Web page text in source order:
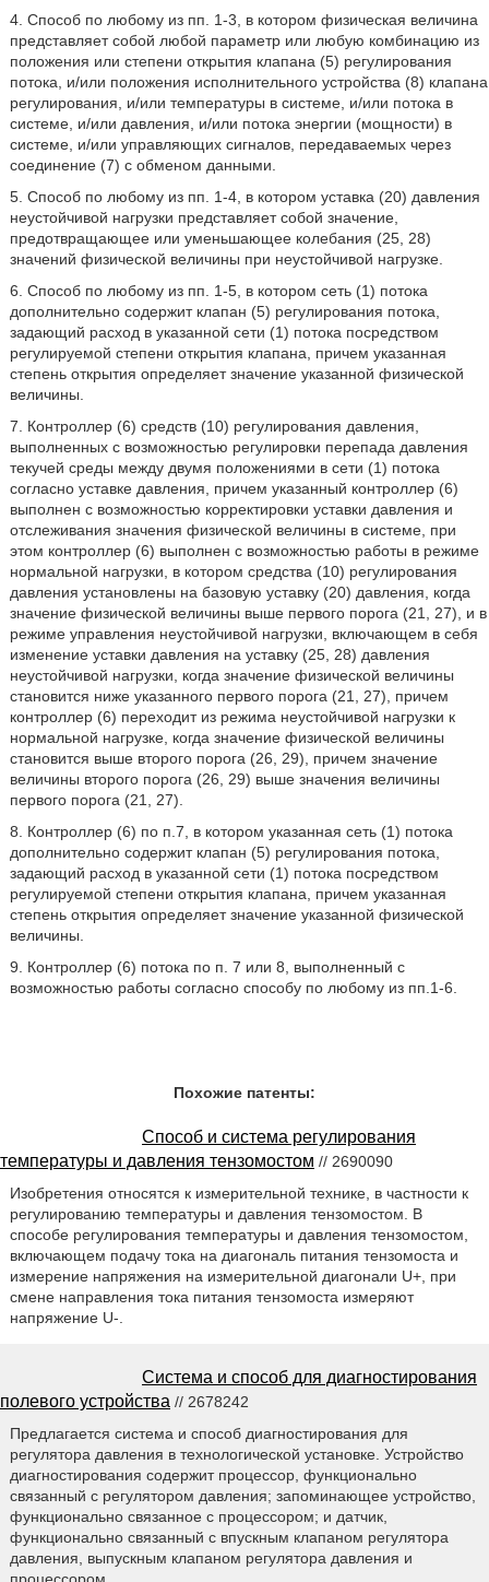
4. Способ по любому из пп. 1-3, в котором физическая величина
представляет собой любой параметр или любую комбинацию из
положения или степени открытия клапана (5) регулирования
потока, и/или положения исполнительного устройства (8) клапана
регулирования, и/или температуры в системе, и/или потока в
системе, и/или давления, и/или потока энергии (мощности) в
системе, и/или управляющих сигналов, передаваемых через
соединение (7) с обменом данными.
5. Способ по любому из пп. 1-4, в котором уставка (20) давления
неустойчивой нагрузки представляет собой значение,
предотвращающее или уменьшающее колебания (25, 28)
значений физической величины при неустойчивой нагрузке.
6. Способ по любому из пп. 1-5, в котором сеть (1) потока
дополнительно содержит клапан (5) регулирования потока,
задающий расход в указанной сети (1) потока посредством
регулируемой степени открытия клапана, причем указанная
степень открытия определяет значение указанной физической
величины.
7. Контроллер (6) средств (10) регулирования давления,
выполненных с возможностью регулировки перепада давления
текучей среды между двумя положениями в сети (1) потока
согласно уставке давления, причем указанный контроллер (6)
выполнен с возможностью корректировки уставки давления и
отслеживания значения физической величины в системе, при
этом контроллер (6) выполнен с возможностью работы в режиме
нормальной нагрузки, в котором средства (10) регулирования
давления установлены на базовую уставку (20) давления, когда
значение физической величины выше первого порога (21, 27), и в
режиме управления неустойчивой нагрузки, включающем в себя
изменение уставки давления на уставку (25, 28) давления
неустойчивой нагрузки, когда значение физической величины
становится ниже указанного первого порога (21, 27), причем
контроллер (6) переходит из режима неустойчивой нагрузки к
нормальной нагрузке, когда значение физической величины
становится выше второго порога (26, 29), причем значение
величины второго порога (26, 29) выше значения величины
первого порога (21, 27).
8. Контроллер (6) по п.7, в котором указанная сеть (1) потока
дополнительно содержит клапан (5) регулирования потока,
задающий расход в указанной сети (1) потока посредством
регулируемой степени открытия клапана, причем указанная
степень открытия определяет значение указанной физической
величины.
9. Контроллер (6) потока по п. 7 или 8, выполненный с
возможностью работы согласно способу по любому из пп.1-6.
Похожие патенты:
Способ и система регулирования
температуры и давления тензомостом // 2690090
Изобретения относятся к измерительной технике, в частности к
регулированию температуры и давления тензомостом. В
способе регулирования температуры и давления тензомостом,
включающем подачу тока на диагональ питания тензомоста и
измерение напряжения на измерительной диагонали U+, при
смене направления тока питания тензомоста измеряют
напряжение U-.
Система и способ для диагностирования
полевого устройства // 2678242
Предлагается система и способ диагностирования для
регулятора давления в технологической установке. Устройство
диагностирования содержит процессор, функционально
связанный с регулятором давления; запоминающее устройство,
функционально связанное с процессором; и датчик,
функционально связанный с впускным клапаном регулятора
давления, выпускным клапаном регулятора давления и